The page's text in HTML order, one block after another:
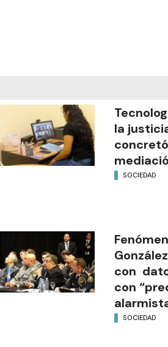
la
SOCIEDAD
con
con
SOCIEDAD